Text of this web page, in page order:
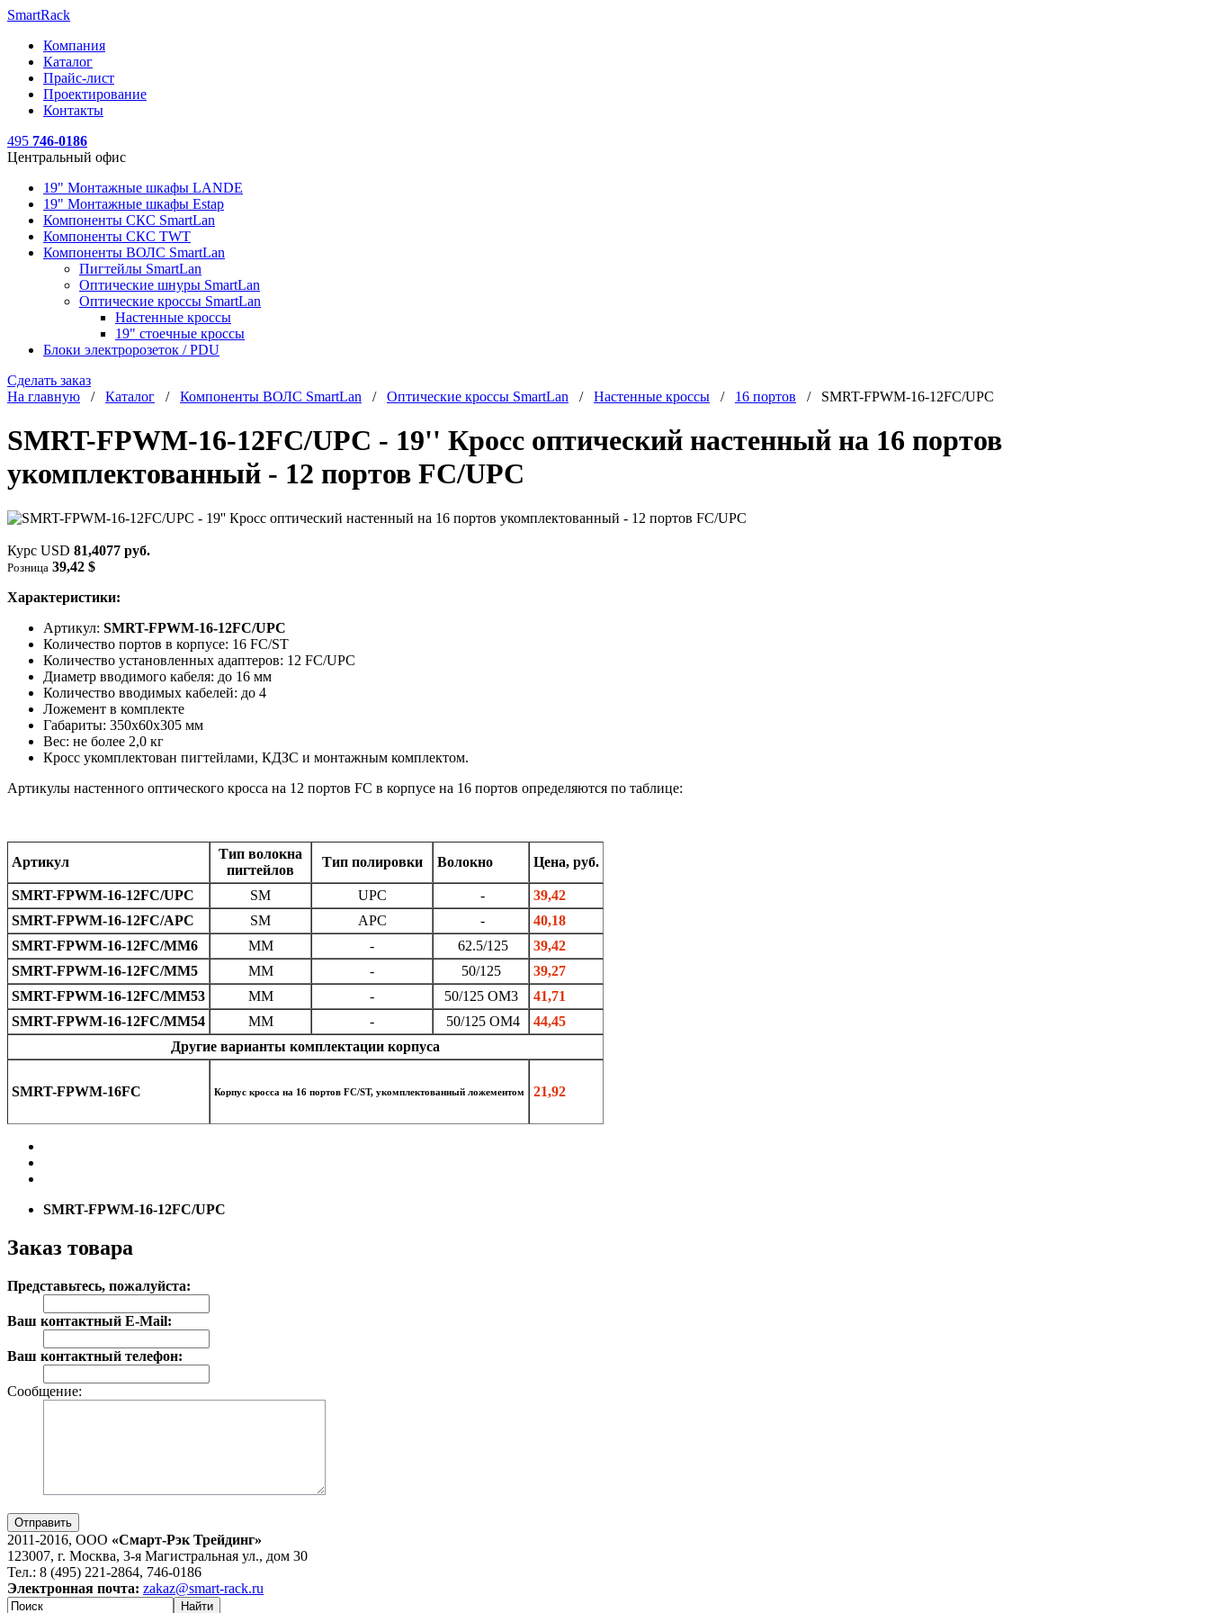
SmartRack
Компания
Каталог
Прайс-лист
Проектирование
Контакты
495 746-0186
Центральный офис
19" Монтажные шкафы LANDE
19" Монтажные шкафы Estap
Компоненты СКС SmartLan
Компоненты СКС TWT
Компоненты ВОЛС SmartLan
Пигтейлы SmartLan
Оптические шнуры SmartLan
Оптические кроссы SmartLan
Настенные кроссы
19" стоечные кроссы
Блоки электророзеток / PDU
Сделать заказ
На главную / Каталог / Компоненты ВОЛС SmartLan / Оптические кроссы SmartLan / Настенные кроссы / 16 портов / SMRT-FPWM-16-12FC/UPC
SMRT-FPWM-16-12FC/UPC - 19'' Кросс оптический настенный на 16 портов
укомплектованный - 12 портов FC/UPC
Курс USD 81,4077 руб.
Розница 39,42 $
Характеристики:
Артикул: SMRT-FPWM-16-12FC/UPC
Количество портов в корпусе: 16 FC/ST
Количество установленных адаптеров: 12 FC/UPC
Диаметр вводимого кабеля: до 16 мм
Количество вводимых кабелей: до 4
Ложемент в комплекте
Габариты: 350х60х305 мм
Вес: не более 2,0 кг
Кросс укомплектован пигтейлами, КДЗС и монтажным комплектом.
Артикулы настенного оптического кросса на 12 портов FC в корпусе на 16 портов определяются по таблице:
Артикул
Тип волокна
пигтейлов
Тип полировки Волокно Цена, руб.
SMRT-FPWM-16-12FC/UPC SM UPC -
39,42
SMRT-FPWM-16-12FC/APC
SM APC -
40,18
SMRT-FPWM-16-12FC/MM6
MM - 62.5/125
39,42
SMRT-FPWM-16-12FC/MM5
MM - 50/125
39,27
SMRT-FPWM-16-12FC/MM53
MM - 50/125 OM3
41,71
SMRT-FPWM-16-12FC/MM54
MM - 50/125 OM4
44,45
Другие варианты комплектации корпуса
SMRT-FPWM-16FC Корпус кросса на 16 портов FC/ST, укомплектованный ложементом 21,92
SMRT-FPWM-16-12FC/UPC
Заказ товара
Представьтесь, пожалуйста:
Ваш контактный E-Mail:
Ваш контактный телефон:
Сообщение:
Отправить
2011-2016, ООО «Смарт-Рэк Трейдинг»
123007, г. Москва, 3-я Магистральная ул., дом 30
Тел.: 8 (495) 221-2864, 746-0186
Электронная почта: zakaz@smart-rack.ru
Найти